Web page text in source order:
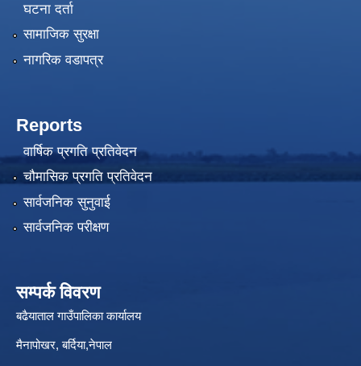
घटना दर्ता
सामाजिक सुरक्षा
नागरिक वडापत्र
Reports
वार्षिक प्रगति प्रतिवेदन
चौमासिक प्रगति प्रतिवेदन
सार्वजनिक सुनुवाई
सार्वजनिक परीक्षण
सम्पर्क विवरण
बढैयाताल गाउँपालिका कार्यालय
मैनापोखर, बर्दिया,नेपाल